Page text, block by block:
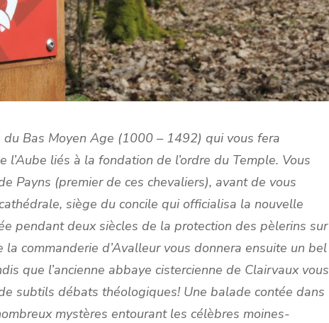
Bas Moyen Age (1000 – 1492) qui vous fera
liés à la fondation de l’ordre du Temple. Vous
Payns (premier de ces chevaliers), avant de vous
siège du concile qui officialisa la nouvelle
pendant deux siècles de la protection des pèlerins sur
commanderie d’Avalleur vous donnera ensuite un bel
que l’ancienne abbaye cistercienne de Clairvaux vous
subtils débats théologiques! Une balade contée dans
mystères entourant les célèbres moines-